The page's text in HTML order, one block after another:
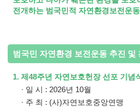
전개하는 범국민적 자연환경보전운
범국민 자연환경 보전운동 추진 및
1. 제48주년 자연보호헌장 선포 기념
· 일 시 : 2026년 10월
· 주 최 : (사)자연보호중앙연맹